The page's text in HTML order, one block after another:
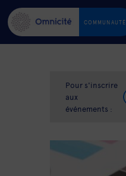
COMMUNAUTÉ
Pour s'inscrire
aux
événements :